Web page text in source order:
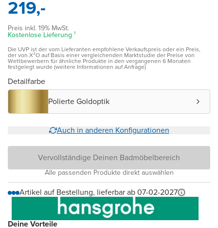
Deine Vorteile
219,-
Preis inkl. 19% MwSt.
Kostenlose Lieferung ¹
Die UVP ist der vom Lieferanten empfohlene Verkaufspreis oder ein Preis,
der von X²O auf Basis einer vergleichenden Marktstudie der Preise von
Wettbewerbern für ähnliche Produkte in den vergangenen 6 Monaten
festgelegt wurde (weitere Informationen auf Anfrage)
Detailfarbe
Polierte Goldoptik
Auch in anderen Konfigurationen
Vervollständige Deinen Badmöbelbereich
Alle passenden Produkte direkt auswählen
Artikel auf Bestellung, lieferbar ab 07-02-2027